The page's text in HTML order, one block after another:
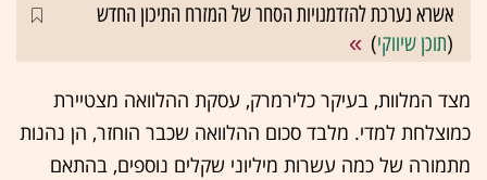
אשרא נערכת להזדמנויות הסחר של המזרח התיכון החדש
(תוכן שיווקי)
מצד המלוות, בעיקר כלירמרק, עסקת ההלוואה מצטיירת
כמוצלחת למדי. מלבד סכום ההלוואה שכבר הוחזר, הן נהנות
מתמורה של כמה עשרות מיליוני שקלים נוספים, בהתאם